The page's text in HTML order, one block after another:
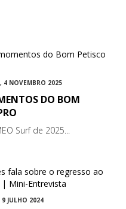
4 NOVEMBRO 2025
DO BOM
Surf de 2025...
9 JULHO 2024